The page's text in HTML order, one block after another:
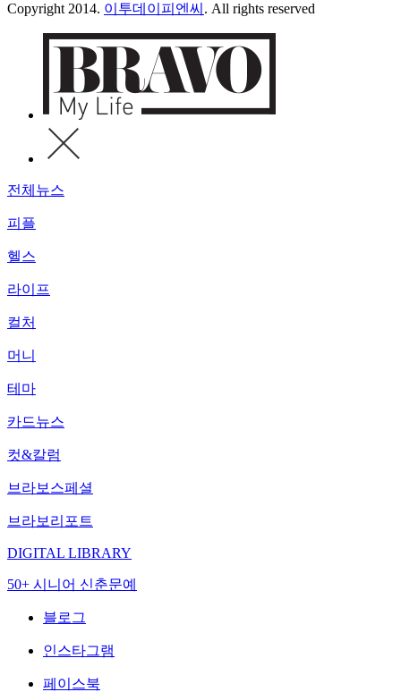
Copyright 2014. 이투데이피엔씨 . All rights reserved
전체뉴스
피플
헬스
라이프
컬처
머니
테마
카드뉴스
컷&칼럼
브라보스페셜
브라보리포트
DIGITAL LIBRARY
50+ 시니어 신춘문예
블로그
인스타그램
페이스북